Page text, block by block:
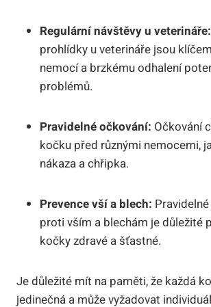
Regulární návštěvy u veterináře:
prohlídky u veterináře jsou
nemocí a brzkému odhalení
problémů.
Pravidelné očkování: Očkování
kočku před různými nemocemi,
nákaza a chřipka.
Prevence vší a blech:
proti vším a blechám je důležité
kočky zdravé a šťastné.
Je důležité mít na paměti, že každá
jedinečná a může vyžadovat